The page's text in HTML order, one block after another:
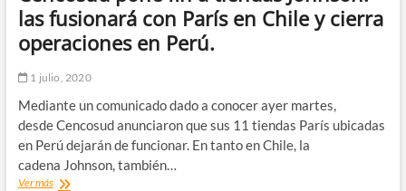
de
Protección
de
y
del
Seguro
de
Cesantía.
las fusionará con París en Chile y cierra
operaciones en Perú.
1 julio, 2020
Mediante un comunicado dado a conocer ayer martes,
desde Cencosud anunciaron que sus 11 tiendas París ubicadas
en Perú dejarán de funcionar. En tanto en Chile, la
cadena Johnson, también…
Ver másCencosud